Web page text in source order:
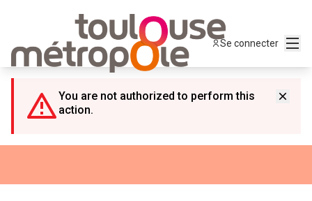
Se connecter
You are not authorized to perform this
action.